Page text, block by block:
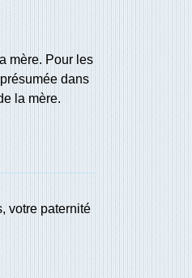
mère. Pour les
dans
la mère.
votre paternité